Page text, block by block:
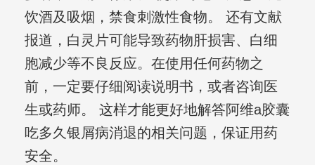
饮酒及吸烟，禁食刺激性食物。 还有文献
报道，白灵片可能导致药物肝损害、白细
胞减少等不良反应。在使用任何药物之
前，一定要仔细阅读说明书，或者咨询医
生或药师。 这样才能更好地解答阿维a胶囊
吃多久银屑病消退的相关问题，保证用药
安全。